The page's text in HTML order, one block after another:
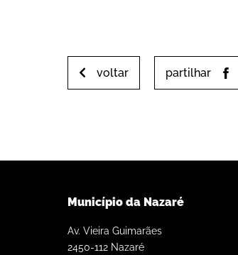
voltar partilhar
Município da Nazaré
Av. Vieira Guimarães
2450-112 Nazaré